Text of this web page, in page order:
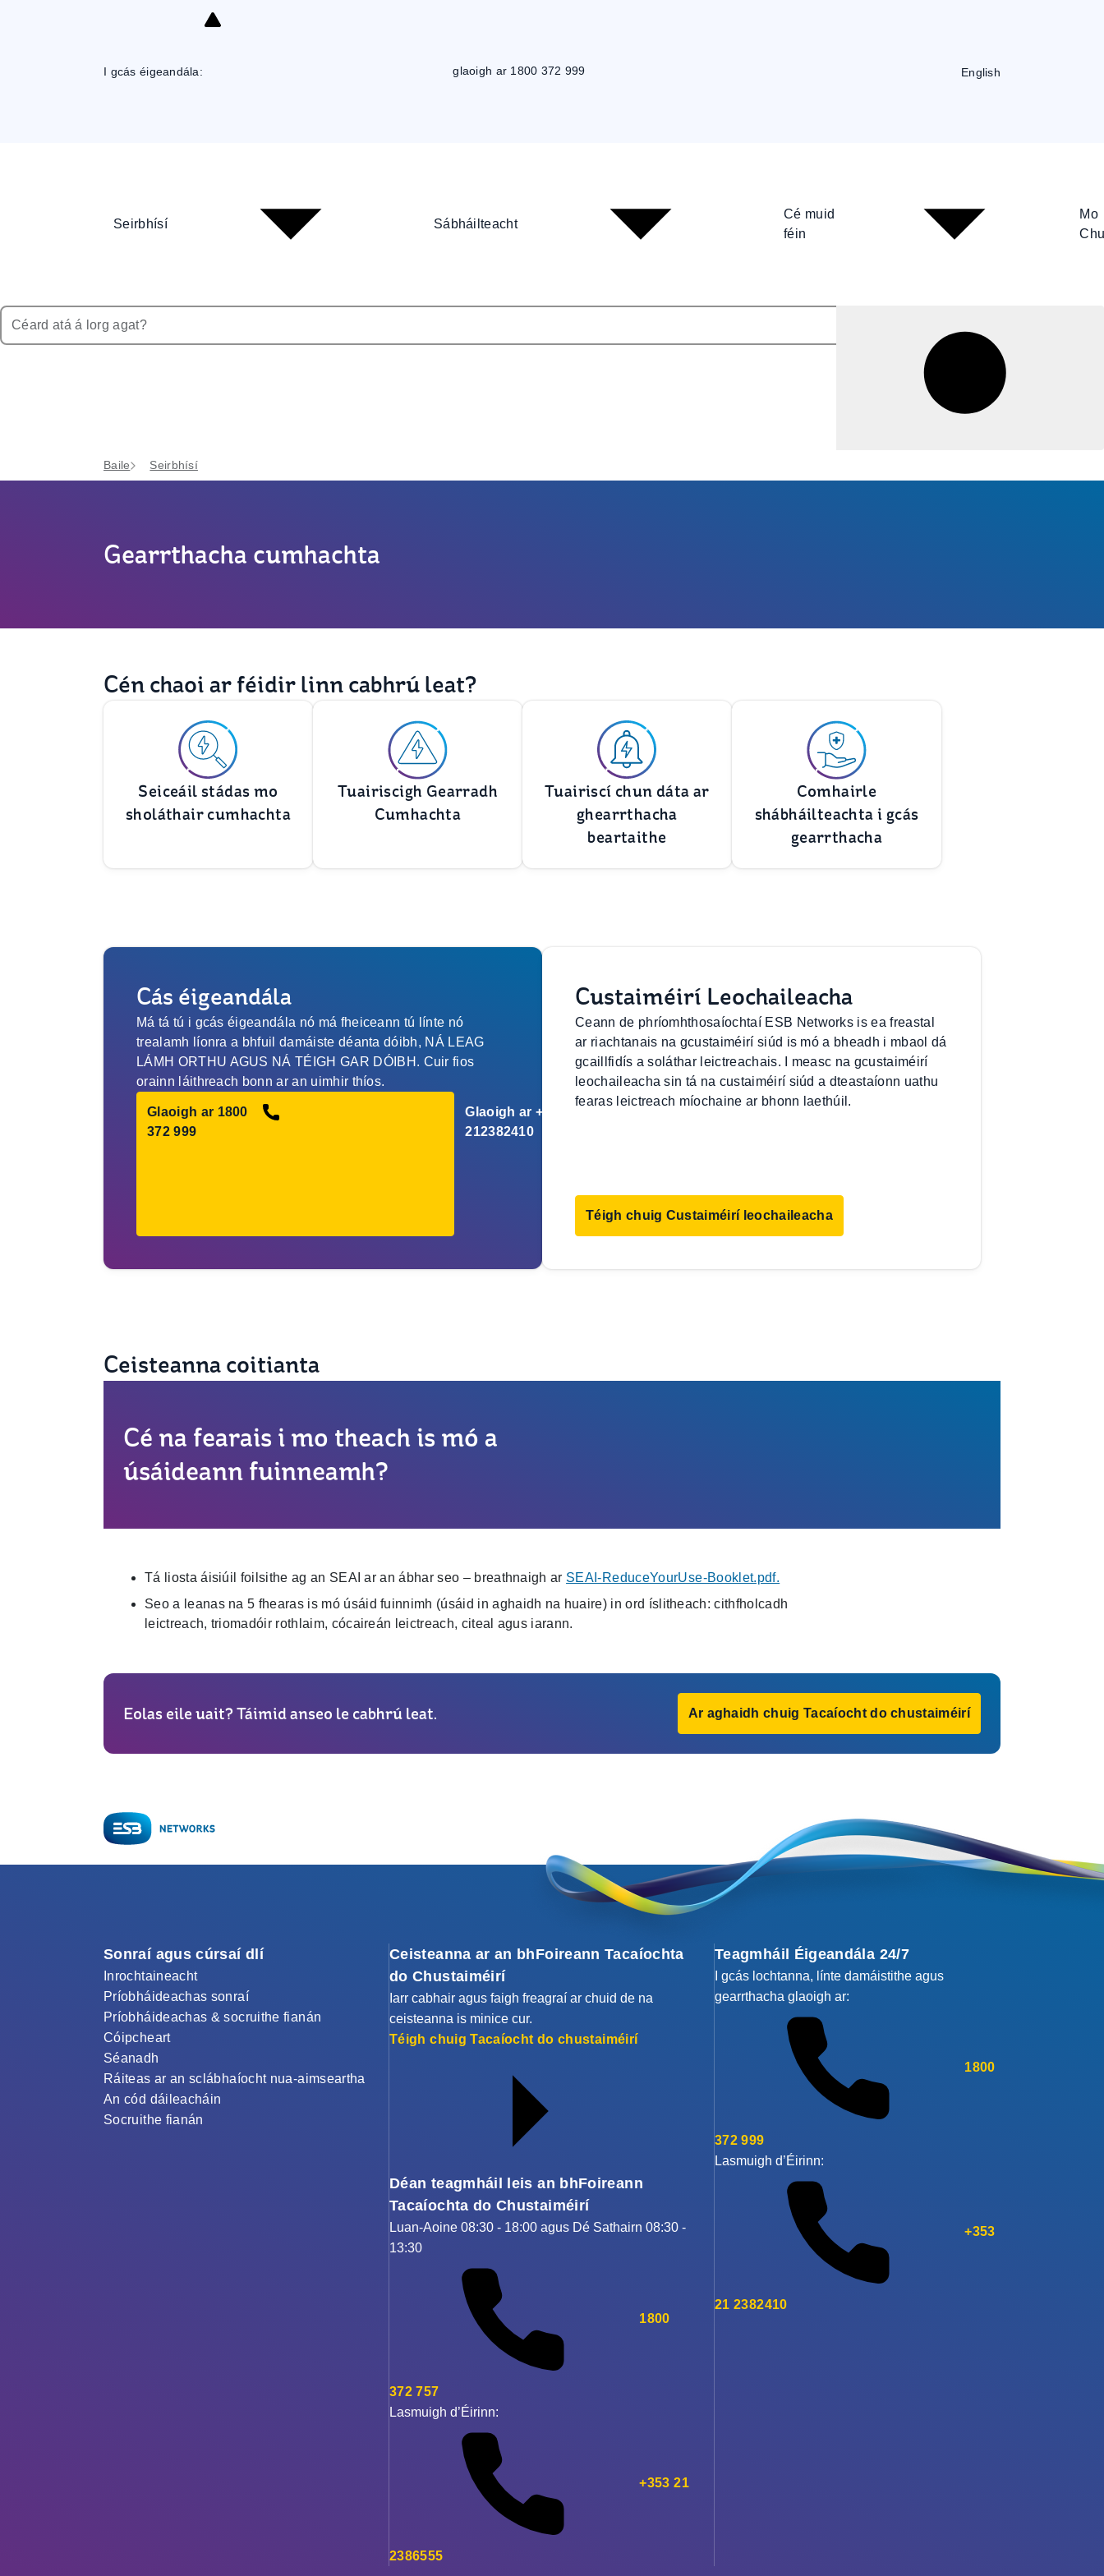
I gcás éigeandála: glaoigh ar 1800 372 999 English
Seirbhísí Sábháilteacht
Cé muid
féin
Mo
Baile Seirbhísí
Gearrthacha cumhachta
Cén chaoi ar féidir linn cabhrú leat?
Seiceáil stádas mo
sholáthair cumhachta
Tuairiscigh Gearradh
Cumhachta
Tuairiscí chun dáta ar
ghearrthacha
beartaithe
Comhairle
shábháilteachta i gcás
gearrthacha
Cás éigeandála
Má tá tú i gcás éigeandála nó má fheiceann tú línte nó
trealamh líonra a bhfuil damáiste déanta dóibh, NÁ LEAG
LÁMH ORTHU AGUS NÁ TÉIGH GAR DÓIBH. Cuir fios
orainn láithreach bonn ar an uimhir thíos.
Glaoigh ar 1800
372 999
Glaoigh ar +353
212382410
Custaiméirí Leochaileacha
Ceann de phríomhthosaíochtaí ESB Networks is ea freastal
ar riachtanais na gcustaiméirí siúd is mó a bheadh i mbaol dá
gcaillfidís a soláthar leictreachais. I measc na gcustaiméirí
leochaileacha sin tá na custaiméirí siúd a dteastaíonn uathu
fearas leictreach míochaine ar bhonn laethúil.
Téigh chuig Custaiméirí leochaileacha
Ceisteanna coitianta
Cé na fearais i mo theach is mó a
úsáideann fuinneamh?
Tá liosta áisiúil foilsithe ag an SEAI ar an ábhar seo – breathnaigh ar SEAI‑ReduceYourUse‑Booklet.pdf.
Seo a leanas na 5 fhearas is mó úsáid fuinnimh (úsáid in aghaidh na huaire) in ord íslitheach: cithfholcadh
leictreach, triomadóir rothlaim, cócaireán leictreach, citeal agus iarann.
Eolas eile uait? Táimid anseo le cabhrú leat. Ar aghaidh chuig Tacaíocht do chustaiméirí
Sonraí agus cúrsaí dlí
Inrochtaineacht
Príobháideachas sonraí
Príobháideachas & socruithe fianán
Cóipcheart
Séanadh
Ráiteas ar an sclábhaíocht nua-aimseartha
An cód dáileacháin
Socruithe fianán
Ceisteanna ar an bhFoireann Tacaíochta
do Chustaiméirí
Iarr cabhair agus faigh freagraí ar chuid de na
ceisteanna is minice cur.
Téigh chuig Tacaíocht do chustaiméirí
Déan teagmháil leis an bhFoireann
Tacaíochta do Chustaiméirí
Luan-Aoine 08:30 - 18:00 agus Dé Sathairn 08:30 -
13:30
1800
372 757
Lasmuigh d’Éirinn:
+353 21
2386555
Teagmháil Éigeandála 24/7
I gcás lochtanna, línte damáistithe agus
gearrthacha glaoigh ar:
1800
372 999
Lasmuigh d’Éirinn:
+353
21 2382410